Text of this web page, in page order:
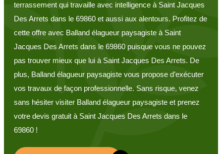
terrassement qui travaille avec intelligence à Saint Jacques
Des Arrets dans le 69860 et aussi aux alentours. Profitez de
cette offre avec Balland élagueur paysagiste à Saint
Jacques Des Arrets dans le 69860 puisque vous ne pouvez
pas trouver mieux que lui à Saint Jacques Des Arrets. De
plus, Balland élagueur paysagiste vous propose d’exécuter
vos travaux de façon professionnelle. Sans risque, venez
sans hésiter visiter Balland élagueur paysagiste et prenez
votre devis gratuit à Saint Jacques Des Arrets dans le
69860 !